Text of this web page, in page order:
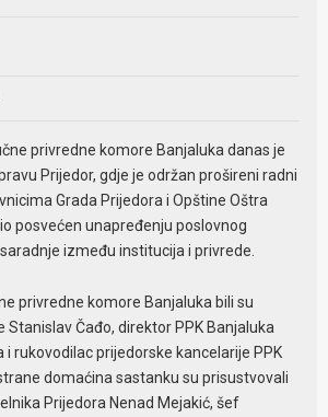
privredne komore Banjaluka danas je
Prijedor, gdje je održan prošireni radni
Grada Prijedora i Opštine Oštra
posvećen unapređenju poslovnog
između institucija i privrede.
privredne komore Banjaluka bili su
Stanislav Čađo, direktor PPK Banjaluka
i rukovodilac prijedorske kancelarije PPK
domaćina sastanku su prisustvovali
Prijedora Nenad Mejakić, šef